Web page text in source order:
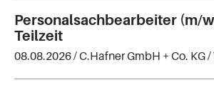
Personalsachbearbeiter (m/
Teilzeit
08.08.2026 /C.Hafner GmbH + Co. KG/